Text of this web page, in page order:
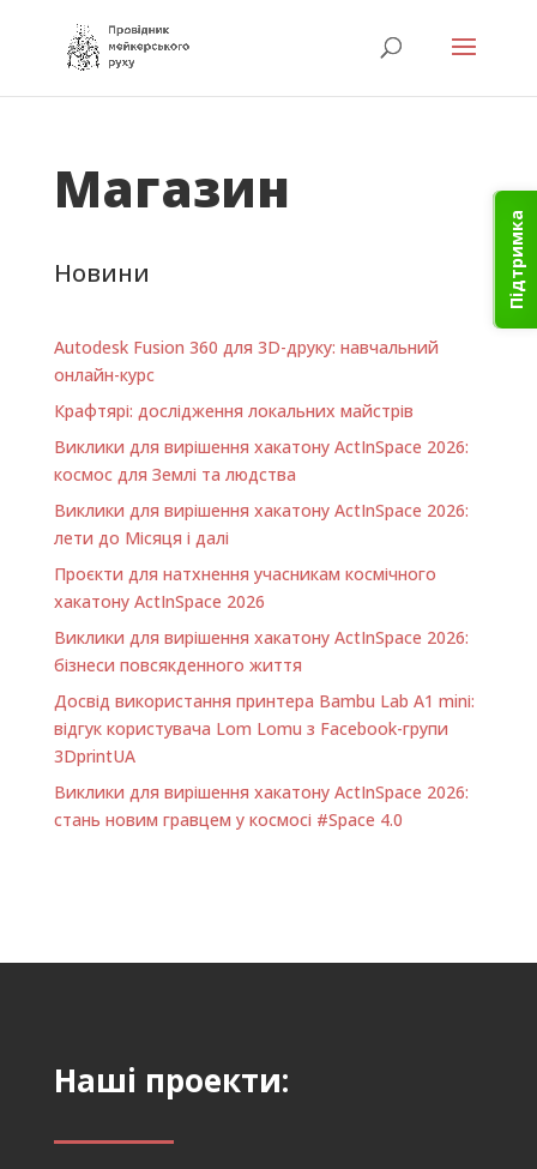
Підтримка
Магазин
Новини
Autodesk Fusion 360 для 3D-друку: навчальний
онлайн-курс
Крафтярі: дослідження локальних майстрів
Виклики для вирішення хакатону ActInSpace 2026:
космос для Землі та людства
Виклики для вирішення хакатону ActInSpace 2026:
лети до Місяця і далі
Проєкти для натхнення учасникам космічного
хакатону ActInSpace 2026
Виклики для вирішення хакатону ActInSpace 2026:
бізнеси повсякденного життя
Досвід використання принтера Bambu Lab A1 minі:
відгук користувача Lom Lomu з Facebook-групи
3DprintUA
Виклики для вирішення хакатону ActInSpace 2026:
стань новим гравцем у космосі #Space 4.0
Наші проекти: